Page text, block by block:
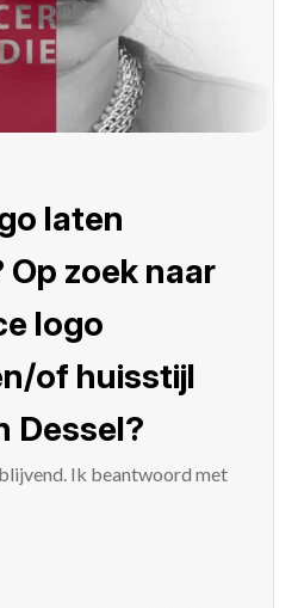
laten
zoek naar
logo
of huisstijl
Dessel?
Ik beantwoord met